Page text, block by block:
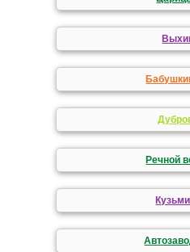
Речной